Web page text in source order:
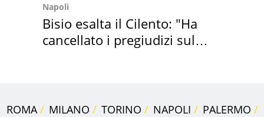
Napoli
Bisio esalta il Cilento: "Ha
cancellato i pregiudizi sul
ROMA MILANO TORINO NAPOLI
PALERMO